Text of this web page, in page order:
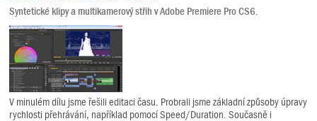
Syntetické klipy a multikamerový střih v Adobe Premiere Pro CS6.
V minulém dílu jsme řešili editaci času. Probrali jsme základní způsoby úpravy
rychlosti přehrávání, například pomocí Speed/Duration. Současně i